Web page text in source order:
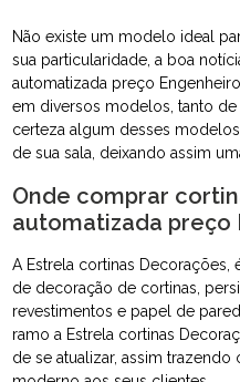
Não existe um modelo ideal
sua particularidade, a boa
automatizada preço
em diversos modelos, tanto
certeza algum desses
de sua sala, deixando assim
Onde comprar
automatizada preço
A Estrela cortinas Decorações,
de decoração de cortinas,
revestimentos e papel de
ramo a Estrela cortinas
de se atualizar, assim